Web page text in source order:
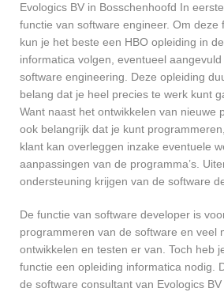
Evologics BV in Bosschenhoofd In
functie van software engineer. Om deze
kun je het beste een HBO opleiding in
informatica volgen, eventueel
software engineering. Deze opleiding
belang dat je heel precies te werk kunt
Want naast het ontwikkelen van nieuwe
ook belangrijk dat je kunt
klant kan overleggen inzake eventuele
aanpassingen van de programma’s.
ondersteuning krijgen van de software
De functie van software developer is
programmeren van de software en veel
ontwikkelen en testen er van. Toch heb
functie een opleiding informatica nodig.
de software consultant van Evologics